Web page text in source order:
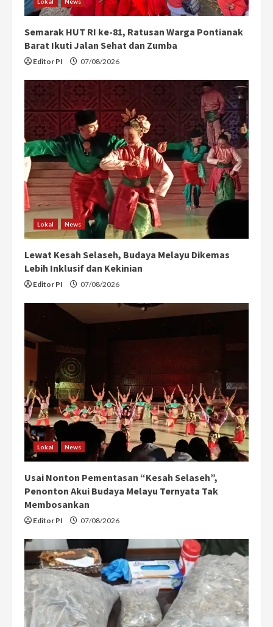
Semarak HUT RI ke-81, Ratusan Warga Pontianak
Barat Ikuti Jalan Sehat dan Zumba
Editor PI 07/08/2026
Lokal News
Lewat Kesah Selaseh, Budaya Melayu Dikemas
Lebih Inklusif dan Kekinian
Editor PI 07/08/2026
Lokal News
Usai Nonton Pementasan “Kesah Selaseh”,
Penonton Akui Budaya Melayu Ternyata Tak
Membosankan
Editor PI 07/08/2026